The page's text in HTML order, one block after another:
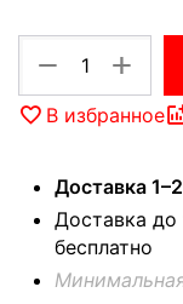
+
−
В избранное
Доставка
Доставка
бесплатно